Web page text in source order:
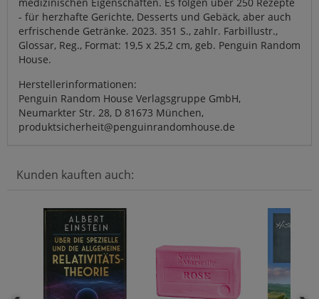
- für herzhafte Gerichte, Desserts und Gebäck, aber auch
erfrischende Getränke. 2023. 351 S., zahlr. Farbillustr.,
Glossar, Reg., Format: 19,5 x 25,2 cm, geb. Penguin Random
House.
Herstellerinformationen:
Penguin Random House Verlagsgruppe GmbH,
Neumarkter Str. 28, D 81673 München,
produktsicherheit@penguinrandomhouse.de
Kunden kauften auch: